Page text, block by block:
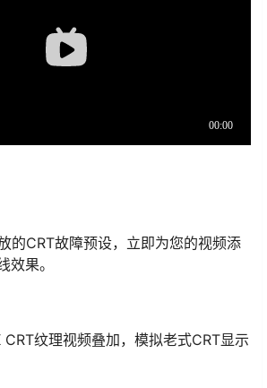
的CRT故障预设，立即为您的视频添
效果。
纹理视频叠加，模拟老式CRT显示